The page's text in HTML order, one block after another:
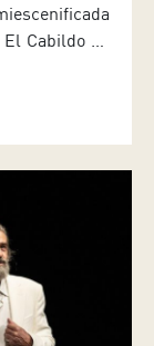
Cabildo de
Guimerá.